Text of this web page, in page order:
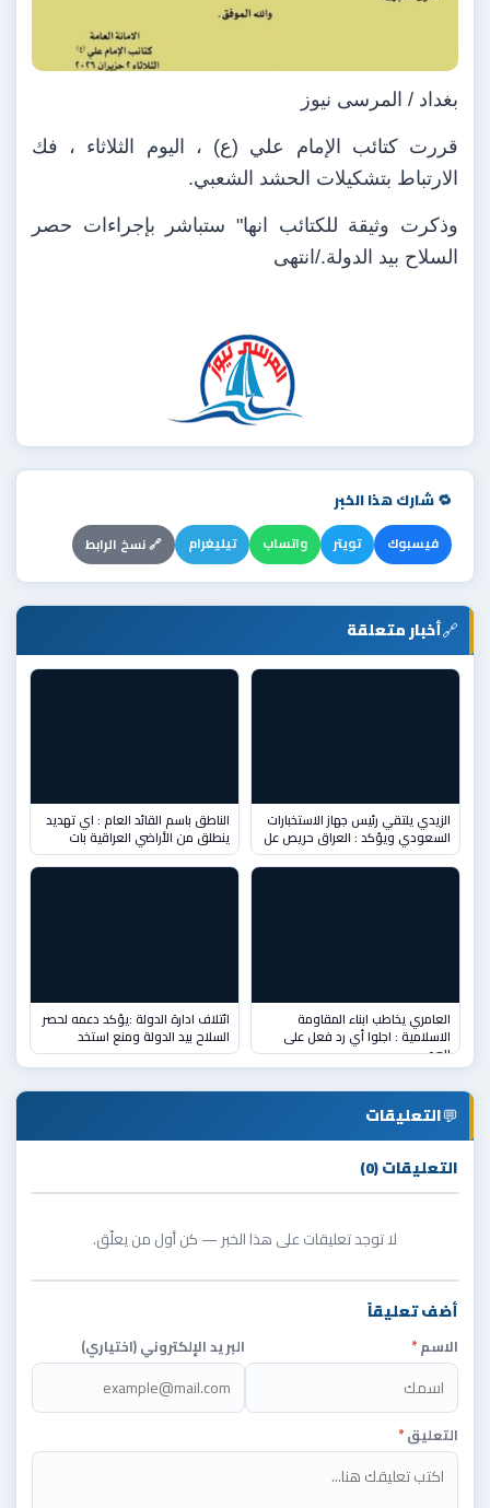
بغداد / المرسى نيوز
قررت كتائب الإمام علي (ع) ، اليوم الثلاثاء ، فك
الارتباط بتشكيلات الحشد الشعبي.
وذكرت وثيقة للكتائب انها" ستباشر بإجراءات حصر
السلاح بيد الدولة./انتهى
🔁 شارك هذا الخبر
فيسبوك تويتر واتساب تيليغرام 🔗 نسخ الرابط
🔗أخبار متعلقة
الزيدي يلتقي رئيس جهاز الاستخبارات
السعودي ويؤكد : العراق حريص عل
الناطق باسم القائد العام : اي تهديد
ينطلق من الأراضي العراقية بات
العامري يخاطب ابناء المقاومة
الاسلامية : اجلوا أي رد فعل على
العد
ائتلاف ادارة الدولة :يؤكد دعمه لحصر
السلاح بيد الدولة ومنع استخد
💬التعليقات
التعليقات (0)
لا توجد تعليقات على هذا الخبر — كن أول من يعلّق.
أضف تعليقاً
الاسم* البريد الإلكتروني (اختياري)
التعليق*